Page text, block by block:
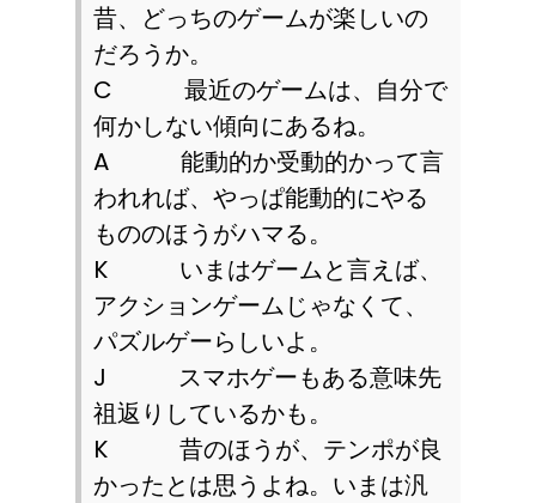
昔、どっちのゲームが楽しいの
だろうか。
C 最近のゲームは、自分で
何かしない傾向にあるね。
A能動的か受動的かって言
われれば、やっぱ能動的にやる
もののほうがハマる。
Kいまはゲームと言えば、
アクションゲームじゃなくて、
パズルゲーらしいよ。
J スマホゲーもある意味先
祖返りしているかも。
K昔のほうが、テンポが良
かったとは思うよね。いまは汎